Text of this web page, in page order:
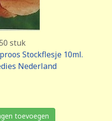
stuk
Stockflesje 10ml.
Nederland
toevoegen